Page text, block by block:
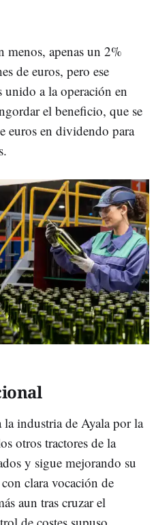
menos, apenas un 2%
de euros, pero ese
unido a la operación en
el beneficio, que se
euros en dividendo para
industria de Ayala por la
otros tractores de la
y sigue mejorando su
clara vocación de
aun tras cruzar el